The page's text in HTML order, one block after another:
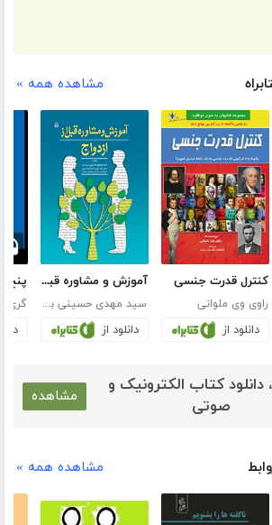
مشاهده همه »
کنترل قدرت جنسی
راوی وی ملوانی
دانلود از
آموزش و مشاوره قبل از ازدواج
سید مهدی حسینی بیرجندی
دانلود از
پنج
گری
دانلود کتاب الکترونیک و
صوتی
مشاهده
مشاهده همه »